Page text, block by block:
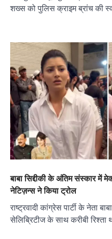
शख्स को पुलिस क्राइम ब्रांच की
बाबा सिद्दीकी के अंतिम संस्कार में
नेटिज़न्स ने किया ट्रोल
राष्ट्रवादी कांग्रेस पार्टी के नेता
सेलिब्रिटीज के साथ करीबी